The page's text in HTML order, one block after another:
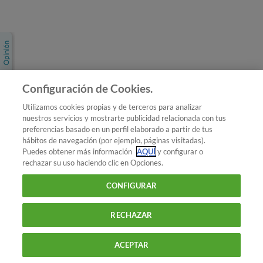
Conoce OCU
Más Información
© 2026 OCU
Condiciones generales de contratación de OCU
Política de privacidad
Uso del nombre y de los signos de OCU
Configuración de Cookies.
Utilizamos cookies propias y de terceros para analizar
nuestros servicios y mostrarte publicidad relacionada con tus
preferencias basado en un perfil elaborado a partir de tus
hábitos de navegación (por ejemplo, páginas visitadas).
Puedes obtener más información AQUÍy configurar o
rechazar su uso haciendo clic en Opciones.
CONFIGURAR
RECHAZAR
ACEPTAR